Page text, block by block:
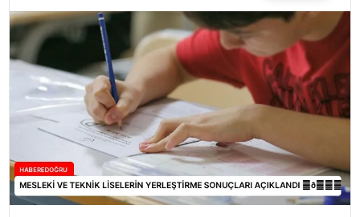
EĞİTİM
MAGAZİN
SAĞLIK
YAŞAM